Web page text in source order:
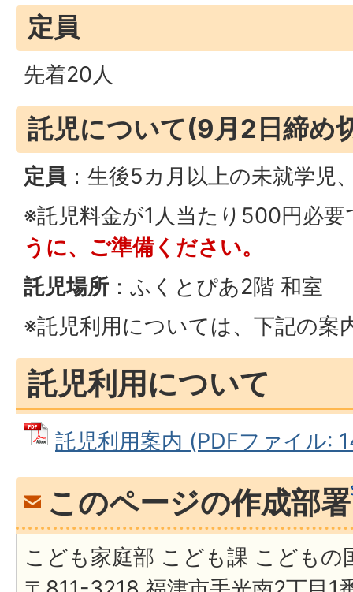
定員
先着20人
託児について(9月2日締め
定員 ：生後5カ月以上の未就学児
※託児料金が1人当たり500円必要
うに、ご準備ください。
託児場所 ：ふくとぴあ2階 和室
※託児利用については、下記の案
託児利用について
託児利用案内 (PDFファイル:
このページの作成部署
こども家庭部 こども課 こどもの